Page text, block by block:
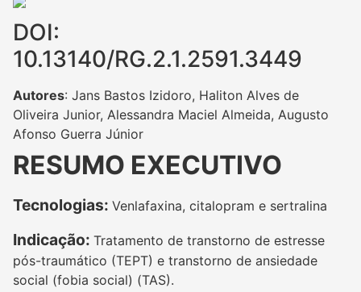
DOI:
10.13140/RG.2.1.2591.3449
Autores: Jans Bastos Izidoro, Haliton Alves de
Oliveira Junior, Alessandra Maciel Almeida, Augusto
Afonso Guerra Júnior
RESUMO EXECUTIVO
Tecnologias: Venlafaxina, citalopram e sertralina
Indicação: Tratamento de transtorno de estresse
pós-traumático (TEPT) e transtorno de ansiedade
social (fobia social) (TAS).